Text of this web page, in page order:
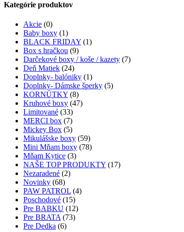
Kategórie produktov
Akcie (0)
Baby boxy (1)
BLACK FRIDAY (1)
Box s hračkou (9)
Darčekové boxy / koše / kazety (7)
Deň Matiek (24)
Doplnky- balóniky (1)
Doplnky- Dámske šperky (5)
KORNŮTKY (8)
Kruhové boxy (47)
Limitované (33)
MERCI box (7)
Mickey Box (5)
Mikulášske boxy (59)
Mini Mňam boxy (78)
Mňam Kytice (3)
NAŠE TOP PRODUKTY (17)
Nezaradené (2)
Novinky (68)
PAW PATROL (4)
Poschodové (15)
Pre BABKU (12)
Pre BRATA (73)
Pre Dedka (6)